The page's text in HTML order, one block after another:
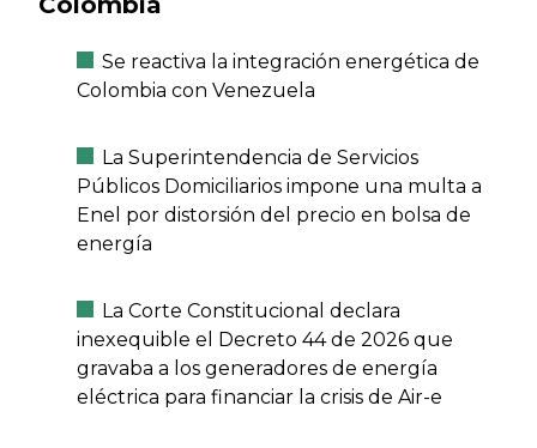
Se reactiva la integración energética de
Colombia con Venezuela
La Superintendencia de Servicios
Públicos Domiciliarios impone una multa a
Enel por distorsión del precio en bolsa de
energía
La Corte Constitucional declara
inexequible el Decreto 44 de 2026 que
gravaba a los generadores de energía
eléctrica para financiar la crisis de Air-e